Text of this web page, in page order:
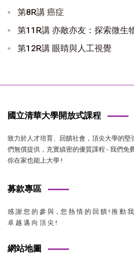
第8R講 癌症
第11R講 亦敵亦友：探索微生
第12R講 眼睛與人工視覺
國立清華大學開放式課程
致力於人才培育、回饋社會，頂尖大學的堅
們無償提供，充實縝密的優質課程 - 我們免
你在家也能上大學 !
募款專區
感 謝 您 的 參 與，您 熱 情 的 回 饋 ! 推 動
卓 越 邁 向 頂 尖 !
網站地圖